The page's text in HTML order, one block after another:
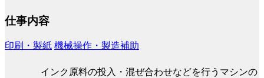
仕事内容
印刷・製紙 機械操作・製造補助
インク原料の投入・混ぜ合わせなどを行うマシンの